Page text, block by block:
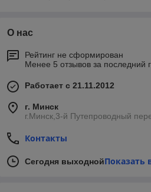
О нас
Рейтинг не сформирован
Менее 5 отзывов за последний
Работает с 21.11.2012
г. Минск
г.Минск,3-й Путепроводный
Контакты
Сегодня выходнойПоказать